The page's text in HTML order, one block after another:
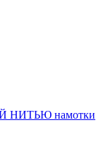
НИТЬЮ намотки